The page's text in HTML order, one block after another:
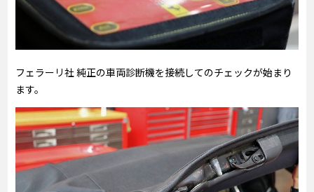
フェラーリ社 純正の車両診断機を接続してのチェックが始まり
ます。